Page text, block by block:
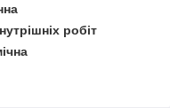
робіт